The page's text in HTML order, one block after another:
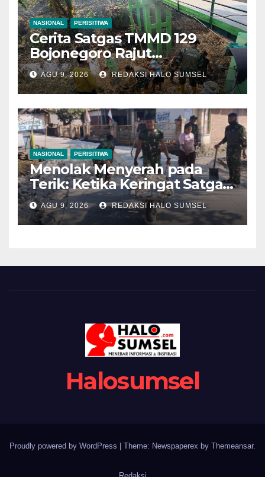
NASIONAL PERISITIWA
Cerita Satgas TMMD 129
Bojonegoro Rajut
Kebersamaan di Jembatan
Brang Etan
AGU 9, 2026 REDAKSI HALO SUMSEL
NASIONAL PERISITIWA
Menolak Menyerah pada
Terik: Ketika Keringat Satgas
TMMD 129 Bojonegoro dan
Warga Kesongo Menyatu
Demi Jalan Masa Depan
AGU 9, 2026 REDAKSI HALO SUMSEL
Halosumsel
Proudly powered by WordPress | Theme: Newspaperex by Themeansar.